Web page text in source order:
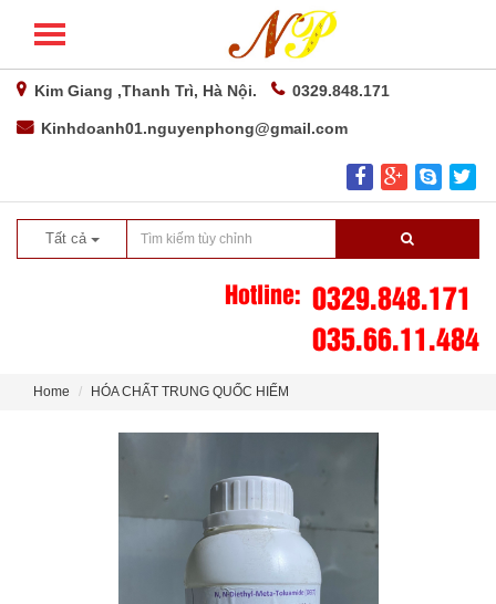
Kim Giang ,Thanh Trì, Hà Nội. 0329.848.171
Kinhdoanh01.nguyenphong@gmail.com
Tất cả
Hotline: 0329.848.171
035.66.11.484
Home HÓA CHẤT TRUNG QUỐC HIẾM